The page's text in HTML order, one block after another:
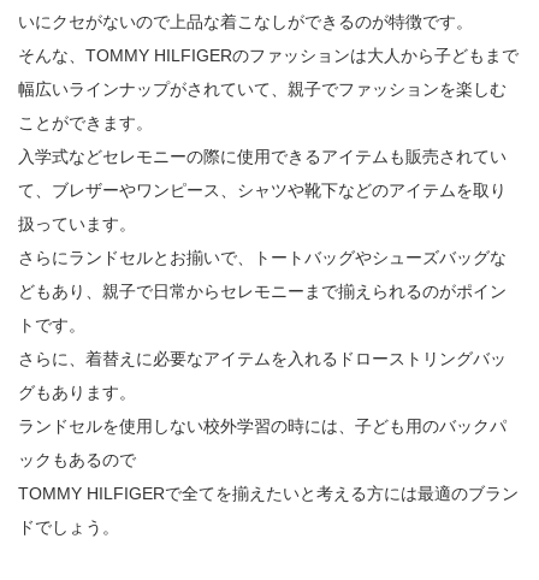
いにクセがないので上品な着こなしができるのが特徴です。
そんな、TOMMY HILFIGERのファッションは大人から子どもまで
幅広いラインナップがされていて、親子でファッションを楽しむ
ことができます。
入学式などセレモニーの際に使用できるアイテムも販売されてい
て、ブレザーやワンピース、シャツや靴下などのアイテムを取り
扱っています。
さらにランドセルとお揃いで、トートバッグやシューズバッグな
どもあり、親子で日常からセレモニーまで揃えられるのがポイン
トです。
さらに、着替えに必要なアイテムを入れるドローストリングバッ
グもあります。
ランドセルを使用しない校外学習の時には、子ども用のバックパ
ックもあるので
TOMMY HILFIGERで全てを揃えたいと考える方には最適のブラン
ドでしょう。